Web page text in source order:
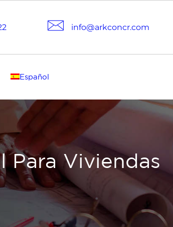
info@arkconcr.com
Español
Para Viviendas